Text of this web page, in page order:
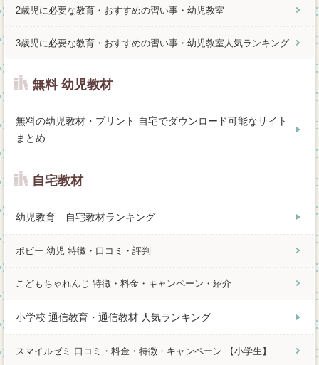
2歳児に必要な教育・おすすめの習い事・幼児教室
3歳児に必要な教育・おすすめの習い事・幼児教室人気ランキング
無料 幼児教材
無料の幼児教材・プリント 自宅でダウンロード可能なサイト
まとめ
自宅教材
幼児教育 自宅教材ランキング
ポピー 幼児 特徴・口コミ・評判
こどもちゃれんじ 特徴・料金・キャンペーン・紹介
小学校 通信教育・通信教材 人気ランキング
スマイルゼミ 口コミ・料金・特徴・キャンペーン 【小学生】